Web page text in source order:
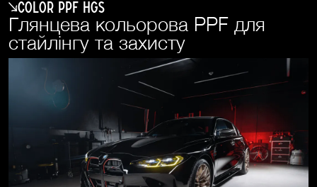
COLOR PPF HGS
Глянцева кольорова PPF для
стайлінгу та захисту